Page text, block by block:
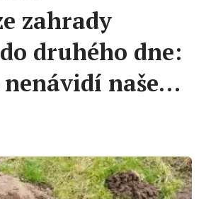
zahrady
druhého dne:
naše